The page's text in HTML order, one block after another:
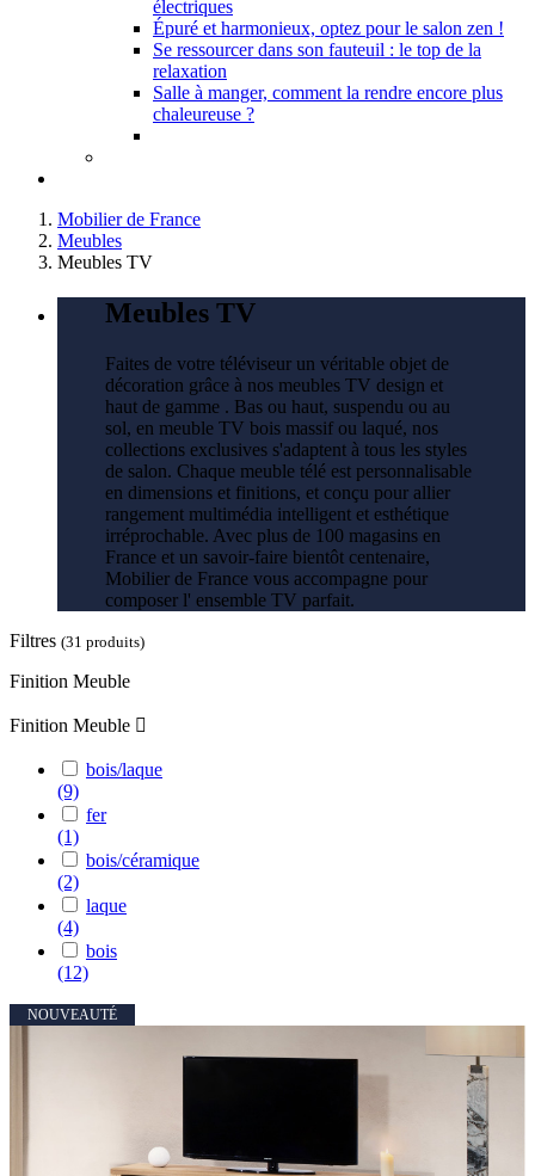
électriques
Épuré et harmonieux, optez pour le salon zen !
Se ressourcer dans son fauteuil : le top de la
relaxation
Salle à manger, comment la rendre encore plus
chaleureuse ?
Mobilier de France
Meubles
Meubles TV
Meubles TV
Faites de votre téléviseur un véritable objet de
décoration grâce à nos meubles TV design et
haut de gamme . Bas ou haut, suspendu ou au
sol, en meuble TV bois massif ou laqué, nos
collections exclusives s'adaptent à tous les styles
de salon. Chaque meuble télé est personnalisable
en dimensions et finitions, et conçu pour allier
rangement multimédia intelligent et esthétique
irréprochable. Avec plus de 100 magasins en
France et un savoir-faire bientôt centenaire,
Mobilier de France vous accompagne pour
composer l' ensemble TV parfait.
Filtres (31 produits)
Finition Meuble
Finition Meuble 
bois/laque
(9)
fer
(1)
bois/céramique
(2)
laque
(4)
bois
(12)
NOUVEAUTÉ